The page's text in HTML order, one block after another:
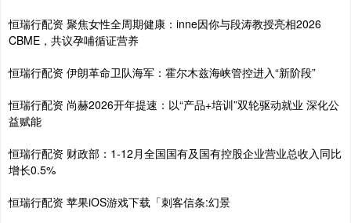
恒瑞行配资 聚焦女性全周期健康：inne因你与段涛教授亮相2026
CBME，共议孕哺循证营养
恒瑞行配资 伊朗革命卫队海军：霍尔木兹海峡管控进入“新阶段”
恒瑞行配资 尚赫2026开年提速：以“产品+培训”双轮驱动就业 深化公
益赋能
恒瑞行配资 财政部：1-12月全国国有及国有控股企业营业总收入同比
增长0.5%
恒瑞行配资 苹果iOS游戏下载「刺客信条:幻景